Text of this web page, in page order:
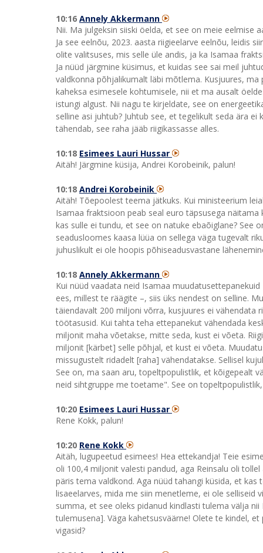
10:16 Annely Akkermann
Nii. Ma julgeksin siiski öelda, et see on meie eelmise
Ja see eelnõu, 2023. aasta riigieelarve eelnõu, leidis
olite valitsuses, mis selle üle andis, ja ka Isamaa
Ja nüüd järgmine küsimus, et kuidas see sai meil
valdkonna põhjalikumalt läbi mõtlema. Kusjuures,
kaheksa esimesele kohtumisele, nii et ma ausalt
istungi algust. Nii nagu te kirjeldate, see on
selline asi juhtub? Juhtub see, et tegelikult seda ära
tähendab, see raha jääb riigikassasse alles.
10:18 Esimees Lauri Hussar
Aitäh! Järgmine küsija, Andrei Korobeinik, palun!
10:18 Andrei Korobeinik
Aitäh! Tõepoolest teema jätkuks. Kui ministeerium
Isamaa fraktsioon peab seal euro täpsusega
kas sulle ei tundu, et see on natuke ebaõiglane? See
seadusloomes kaasa lüüa on sellega väga tugevalt
juhuslikult ei ole hoopis põhiseadusvastane
10:18 Annely Akkermann
Kui nüüd vaadata neid Isamaa
ees, millest te räägite –, siis üks nendest on selline.
täiendavalt 200 miljoni võrra, kusjuures ei
töötasusid. Kui tahta teha ettepanekut vähendada
miljonit maha võetakse, mitte seda, kust ei võeta.
miljonit [kärbet] selle põhjal, et kust ei võeta.
missugustelt ridadelt [raha] vähendatakse. Sellisel
See on, ma saan aru, topeltpopulistlik, et kõigepealt
neid sihtgruppe me toetame". See on
10:20 Esimees Lauri Hussar
Rene Kokk, palun!
10:20 Rene Kokk
Aitäh, lugupeetud esimees! Hea ettekandja! Teie
oli 100,4 miljonit valesti pandud, aga Reinsalu oli
päris tema valdkond. Aga nüüd tahangi küsida, et
lisaeelarves, mida me siin menetleme, ei ole selliseid
summa, et see oleks pidanud kindlasti tulema välja
tulemusena]. Väga kahetsusväärne! Olete te kindel,
vigasid?